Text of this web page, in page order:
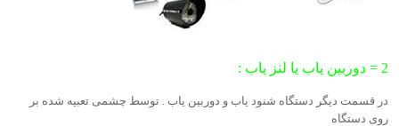
2 = دوربین یاب یا لنز یاب :
در قسمت دیگر دستگاه شنود یاب و دوربین یاب . توسط چشمی تعبیه شده بر
روی دستگاه